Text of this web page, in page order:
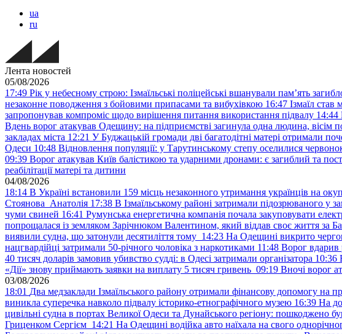
ua
ru
Лента новостей
05/08/2026
17:49 Рік у небесному строю: Ізмаїльські поліцейські вшанували пам’ять
незаконне поводження з бойовими припасами та вибухівкою 16:47 Ізмаїл
запропонував компроміс щодо вирішення питання використання підвалу 14:44
Вдень ворог атакував Одещину: на підприємстві загинула одна людина, вісім
закладах міста 12:21 У Буджацькій громади дві багатодітні матері отримали
Одеси 10:48 Відновлення популяції: у Тарутинському степу оселилися
09:39 Ворог атакував Київ балістикою та ударними дронами: є загиблий та
реабілітації матері та дитини
04/08/2026
18:14 В Україні встановили 159 місць незаконного утримання українців на
Стоянова Анатолія 17:38 В Ізмаїльському районі затримали підозрюваного у
чуми свиней 16:41 Румунська енергетична компанія почала закуповувати
попрощалася із земляком Зарічнюком Валентином, який віддав своє життя за
виявили судна, що затонули десятиліття тому 14:23 На Одещині викрито
нацгвардійці затримали 50-річного чоловіка з наркотиками 11:48 Ворог
40 тисяч доларів замовив убивство судді: в Одесі затримали організатора 10:36
«Дії» знову приймають заявки на виплату 5 тисяч гривень 09:19 Вночі ворог
03/08/2026
18:01 Два медзаклади Ізмаїльського району отримали фінансову допомогу на
виникла суперечка навколо підвалу історико-етнографічного музею 16:39 На
цивільні судна в портах Великої Одеси та Дунайського регіону: пошкоджено
Гриценком Сергієм 14:21 На Одещині водійка авто наїхала на свого